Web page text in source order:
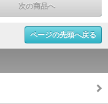
次の商品へ
ページの先頭へ戻る